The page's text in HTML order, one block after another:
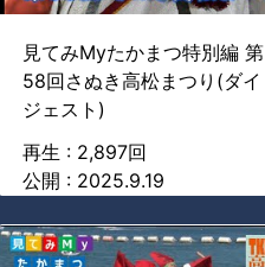
見てみMyたかまつ特別編 第
58回さぬき高松まつり(ダイ
ジェスト)
再生 : 2,897回
公開 : 2025.9.19